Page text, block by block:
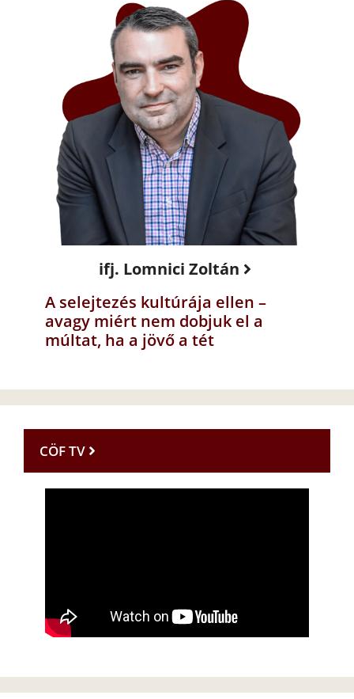
ifj. Lomnici Zoltán
A selejtezés kultúrája ellen –
avagy miért nem dobjuk el a
múltat, ha a jövő a tét
CÖF TV